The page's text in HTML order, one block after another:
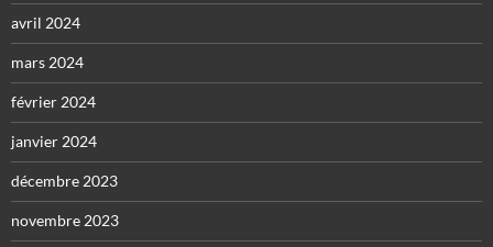
avril 2024
mars 2024
février 2024
janvier 2024
décembre 2023
novembre 2023